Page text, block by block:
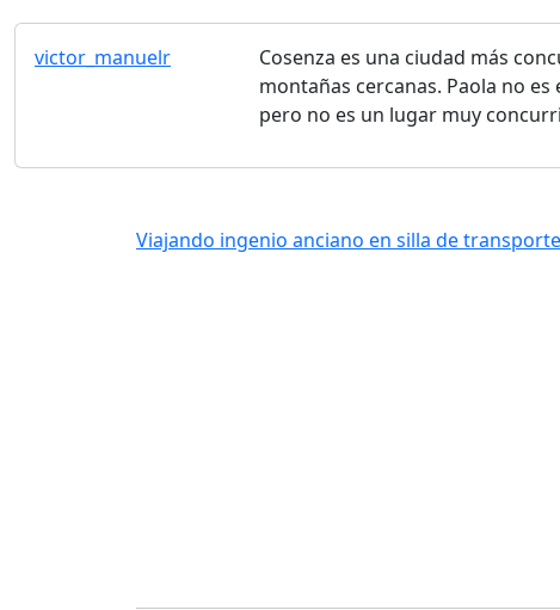
victor_manuelr
Cosenza es una ciudad más
montañas cercanas. Paola no
pero no es un lugar muy
Viajando ingenio anciano en silla de